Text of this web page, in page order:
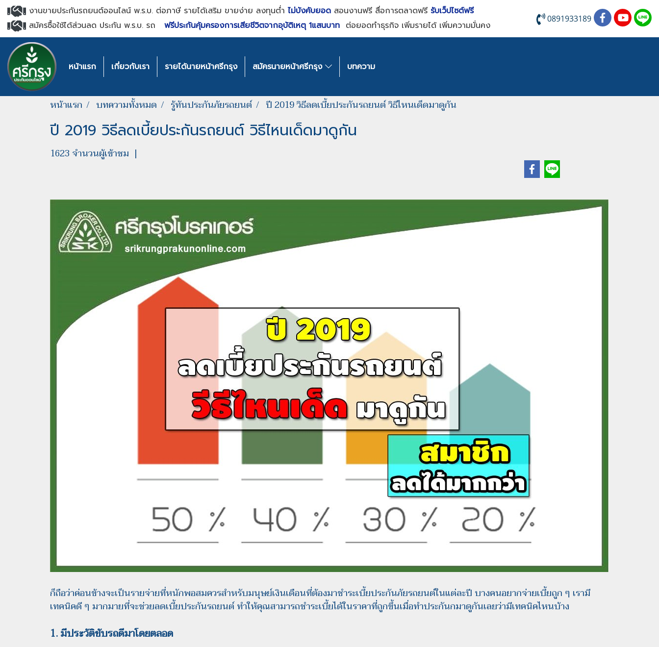
งานขายประกันรถยนต์ออนไลน์ พ.ร.บ. ต่อภาษี รายได้เสริม ขายง่าย ลงทุนต่ำ ไม่บังคับยอดสอนงานฟรี สื่อการตลาดฟรี รับเว็ปไซต์ฟรี
สมัครซื้อใช้ได้ส่วนลด ประกัน พ.ร.บ. รถ
ฟรีประกันคุ้มครองการเสียชีวิตจากอุบัติเหตุ 1แสนบาทต่อยอดทำธุรกิจ เพิ่มรายได้ เพิ่มความมั่นคง
0891933189
หน้าแรก เกี่ยวกับเรา รายได้นายหน้าศรีกรุง สมัครนายหน้าศรีกรุง บทความ
หน้าแรก บทความทั้งหมด รู้ทันประกันภัยรถยนต์ ปี 2019 วิธีลดเบี้ยประกันรถยนต์ วิธีไหนเด็ดมาดูกัน
ปี 2019 วิธีลดเบี้ยประกันรถยนต์ วิธีไหนเด็ดมาดูกัน
1623 จำนวนผู้เข้าชม |
ก็ถือว่าค่อนข้างจะเป็นรายจ่ายที่หนักพอสมควรสำหรับมนุษย์เงินเดือนที่ต้องมาชำระเบี้ยประกันภัยรถยนต์ในแต่ละปี บางคนอยากจ่ายเบี้ยถูก ๆ เรามี
เทคนิคดี ๆ มากมายที่จะช่วยลดเบี้ยประกันรถยนต์ ทำให้คุณสามารถชำระเบี้ยได้ในราคาที่ถูกขึ้นเมื่อทำประกันกมาดูกันเลยว่ามีเทคนิคไหนบ้าง
1. มีประวัติขับรถดีมาโดยตลอด